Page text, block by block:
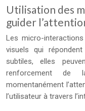
Utilisation des
guider
Les micro-
visuels qui
subtiles, elles
renforcement de
momentanément
l’utilisateur à travers